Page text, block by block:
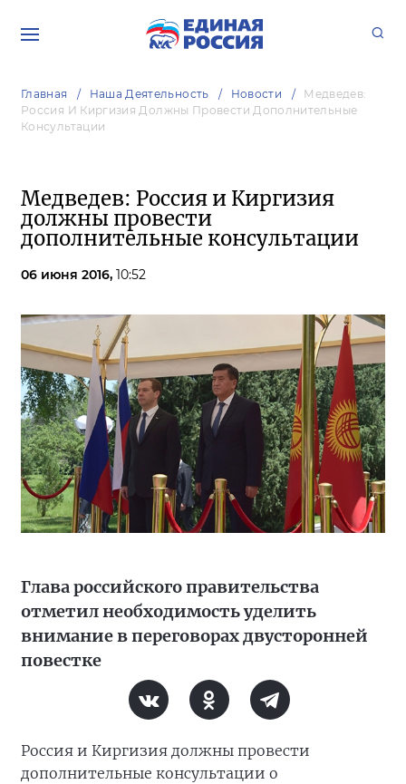
Главная Наша Деятельность Новости
Медведев:
Россия И Киргизия Должны Провести Дополнительные
Консультации
Медведев: Россия и Киргизия
должны провести
дополнительные консультации
06 июня 2016, 10:52
Глава российского правительства
отметил необходимость уделить
внимание в переговорах двусторонней
повестке
Россия и Киргизия должны провести
дополнительные консультации о